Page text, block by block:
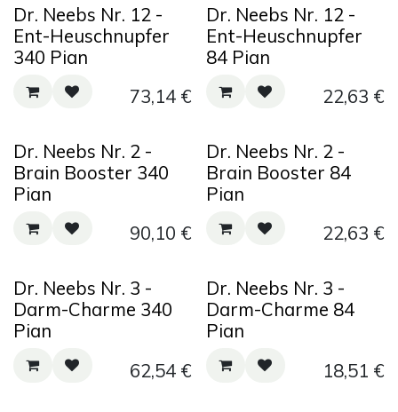
Dr. Neebs Nr. 12 -
Ent-Heuschnupfer
340 Pian
73,14€
Dr. Neebs Nr. 12 -
Ent-Heuschnupfer
84 Pian
22,63 €
Dr. Neebs Nr. 2 -
Brain Booster 340
Pian
90,10 €
Dr. Neebs Nr. 2 -
Brain Booster 84
Pian
22,63 €
Dr. Neebs Nr. 3 -
Darm-Charme 340
Pian
62,54€
Dr. Neebs Nr. 3 -
Darm-Charme 84
Pian
18,51 €